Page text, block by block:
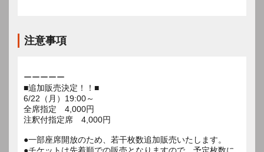
注意事項
ーーーーー
■追加販売決定！！■
6/22（月）19:00～
全席指定 4,000円
注釈付指定席 4,000円
●一部座席開放のため、若干枚数追加販売いたします。